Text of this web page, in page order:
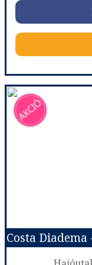
Costa